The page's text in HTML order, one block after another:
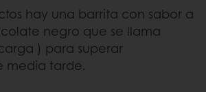
hay una barrita con sabor a
negro que se llama
) para superar
media tarde.